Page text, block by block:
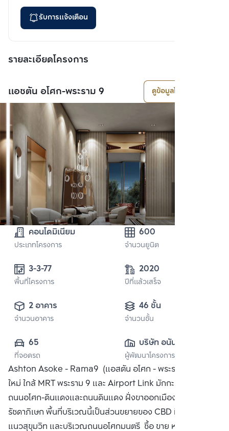
รับการแจ้งเตือน
รายละเอียดโครงการ
แอชตัน อโศก-พระราม 9 ดูข้อมูลโครงการ
คอนโดมิเนียม
ประเภทโครงการ
600
จำนวนยูนิต
3-3-77
พื้นที่โครงการ
2020
ปีที่แล้วเสร็จ
2 อาคาร
จำนวนอาคาร
46 ชั้น
จำนวนชั้น
65
ที่จอดรถ
บริษัท อนันดา ดี
เวลลอปเมนท์ จำกัด
(มหาชน)
ผู้พัฒนาโครงการ
Ashton Asoke - Rama9 (แอสตัน อโศก - พระราม9) คอนโด
ใหม่ ใกล้ MRT พระราม 9 และ Airport Link มักกะสัน อยู่ติด
ถนนอโศก-ดินแดงและถนนดินแดง ฝั่งขาออกเมือง มุ่งหน้าไป
รัชดาภิเษก พื้นที่บริเวณนี้เป็นส่วนขยายของ CBD ที่ออกมาจาก
แนวสุขุมวิท และบริเวณถนนอโศกมนตรี ซื้อ ขาย หรือ เช่า